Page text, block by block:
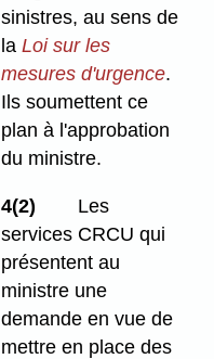
sinistres, au sens de
laLoi sur les
mesures d'urgence.
Ils soumettent ce
plan à l'approbation
du ministre.
4(2)
Les
services CRCU qui
présentent au
ministre une
demande en vue de
mettre en place des